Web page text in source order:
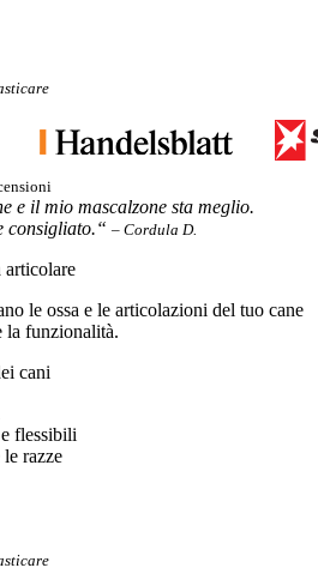
e il mio mascalzone sta meglio.
consigliato.“ – Cordula D.
articolare
le ossa e le articolazioni del tuo cane
la funzionalità.
cani
flessibili
razze